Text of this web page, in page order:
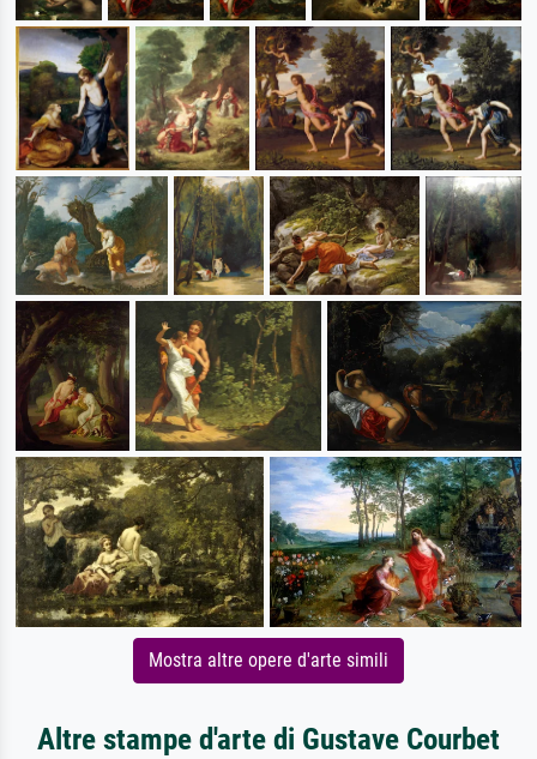
Mostra altre opere d'arte simili
Altre stampe d'arte di Gustave Courbet